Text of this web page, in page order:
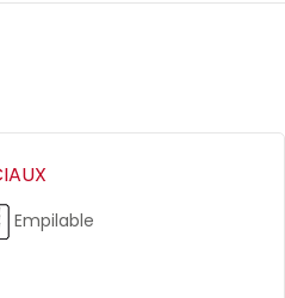
Empilable